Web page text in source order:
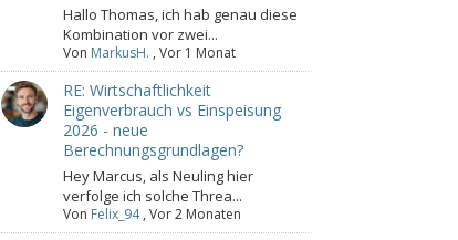
Hallo Thomas, ich hab genau diese
Kombination vor zwei...
Von MarkusH. , Vor 1 Monat
RE: Wirtschaftlichkeit
Eigenverbrauch vs Einspeisung
2026 - neue
Berechnungsgrundlagen?
Hey Marcus, als Neuling hier
verfolge ich solche Threa...
Von Felix_94, Vor 2 Monaten